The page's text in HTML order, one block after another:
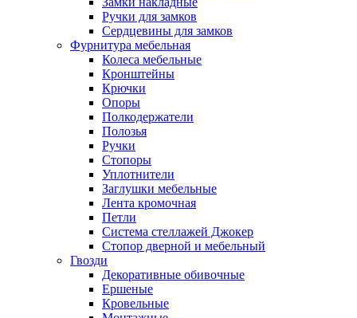
Ручки для замков
Сердцевины для замков
Фурнитура мебельная
Колеса мебельные
Кронштейны
Крючки
Опоры
Полкодержатели
Полозья
Ручки
Стопоры
Уплотнители
Заглушки мебельные
Лента кромочная
Петли
Система стеллажей Джокер
Стопор дверной и мебельный
Гвозди
Декоративные обивочные
Ершеные
Кровельные